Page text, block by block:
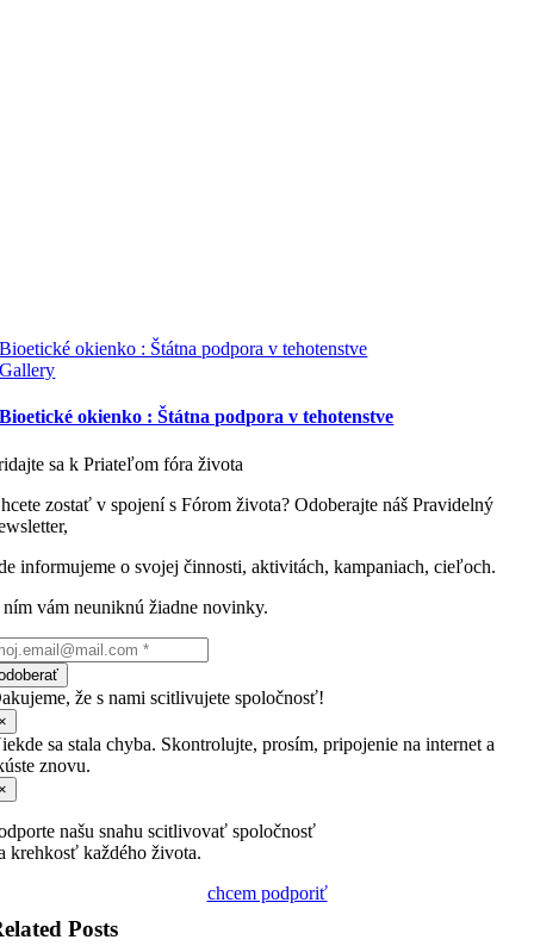
Bioetické okienko : Štátna podpora v tehotenstve
Gallery
Bioetické okienko : Štátna podpora v tehotenstve
sa k Priateľom fóra života
zostať v spojení s Fórom života? Odoberajte náš Pravidelný
informujeme o svojej činnosti, aktivitách, kampaniach, cieľoch.
ním vám neuniknú žiadne novinky.
že s nami scitlivujete spoločnosť!
sa stala chyba. Skontrolujte, prosím, pripojenie na internet a
znovu.
našu snahu scitlivovať spoločnosť
krehkosť každého života.
chcem podporiť
Posts